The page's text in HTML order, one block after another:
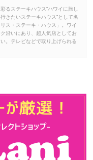
るステーキハウス“ハワイに旅し
きたいステーキハウス”として名
ス・ステーキ・ハウス」。ワイ
沿いにあり、超人気店としてお
。テレビなどで取り上げられる